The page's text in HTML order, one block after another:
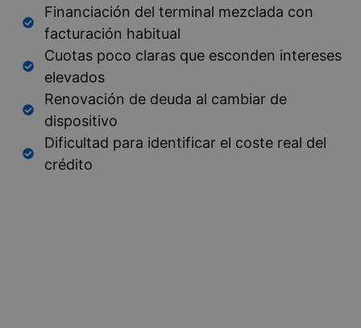
Financiación del terminal mezclada con
facturación habitual
Cuotas poco claras que esconden intereses
elevados
Renovación de deuda al cambiar de
dispositivo
Dificultad para identificar el coste real del
crédito